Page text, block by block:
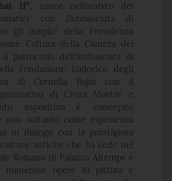
If”, nasce nell’ambito dei
con l’Ambasciata di
gli auspici della Presidenza
Cultura della Camera dei
patrocinio dell’Ambasciata di
Fondazione Ludovico degli
di Cornelia Bujin con il
di Civita Mostre e
espositivo è concepito
non soltanto come esperienza
in dialogo con la prestigiosa
antiche che ha sede nel
Romano di Palazzo Altemps e
numerose opere di pittura e